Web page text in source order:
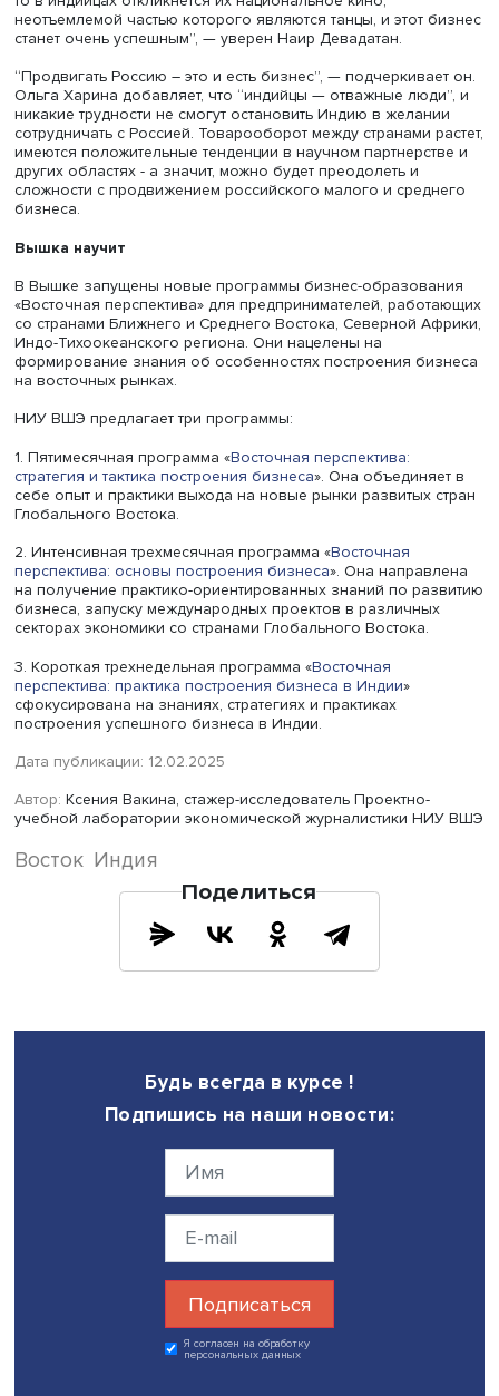
продвигать отечественные информационные
достижения. “У нас были бы очень кстати приложения
“Госуслуги” или Сбер, как в России”, — говорит эксперт.
Фото: iStock
Также индийские женщины считают, что в России
развита индустрия красоты. Соответственно, бизнес в
сфере был бы очень популярен.
Индийские потребители уважают русскую культуру и не
пробовать новое. Наир Девадатан привел в пример
российских бизнесменов, которые смогли успешно
обосноваться на рынке с такими продуктами как торт
и сметана, которых никогда не было в Индии.
Заинтересованы местные жители и в российском
образовании, туризме, даже в танцевальной индустрии:
открыть в Индии студию танцев по типу “Тодес”, как в
неотъемлемой частью которого являются танцы, и этот
станет очень успешным”, — уверен Наир Девадатан.
“Продвигать Россию – это и есть бизнес”, —
Ольга Харина добавляет, что “индийцы — отважные
никакие трудности не смогут остановить Индию в
других областях - а значит, можно будет преодолеть и
Вышка научит
В Вышке запущены новые программы бизнес-
«Восточная перспектива» для предпринимателей,
Индо-Тихоокеанского региона. Они нацелены на
формирование знания об особенностях построения
НИУ ВШЭ предлагает три программы:
1. Пятимесячная программа «Восточная перспектива: